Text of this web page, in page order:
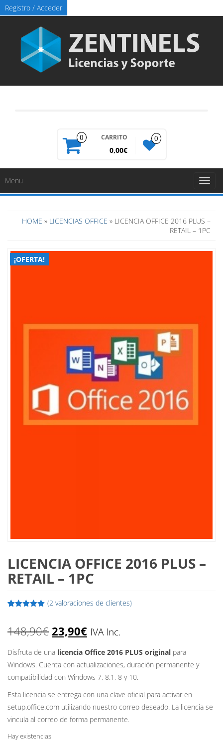
Registro / Acceder
0 CARRITO
0,00€
0
Menu
HOME » LICENCIAS OFFICE » LICENCIA OFFICE 2016 PLUS –
RETAIL – 1PC
¡OFERTA!
LICENCIA OFFICE 2016 PLUS –
RETAIL – 1PC
5 en base
a
de clientes
(2 valoraciones de clientes)
148,90€ El
precio
original
era:
148,90€.
23,90€El
precio
actual
23,90€.
IVA Inc.
Disfruta de una licencia Office 2016 PLUS original para
Windows. Cuenta con actualizaciones, duración permanente y
compatibilidad con Windows 7, 8.1, 8 y 10.
Esta licencia se entrega con una clave oficial para activar en
setup.office.com utilizando nuestro correo deseado. La licencia se
vincula al correo de forma permanente.
Hay existencias